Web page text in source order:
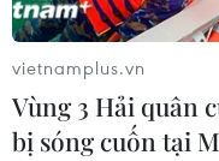
vietnamplus.vn
Vùng 3 Hải quân
bị sóng cuốn tại